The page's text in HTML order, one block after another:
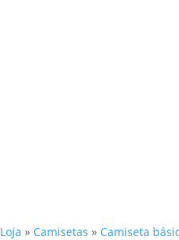
Loja » Camisetas » Camiseta